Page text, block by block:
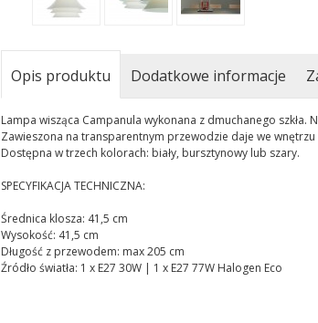
Opis produktu Dodatkowe informacje
Lampa wisząca Campanula wykonana z dmuchanego szkła.
Zawieszona na transparentnym przewodzie daje we
Dostępna w trzech kolorach: biały, bursztynowy lub szary.
SPECYFIKACJA TECHNICZNA:
Średnica klosza: 41,5 cm
Wysokość: 41,5 cm
Długość z przewodem: max 205 cm
Źródło światła: 1 x E27 30W | 1 x E27 77W Halogen Eco